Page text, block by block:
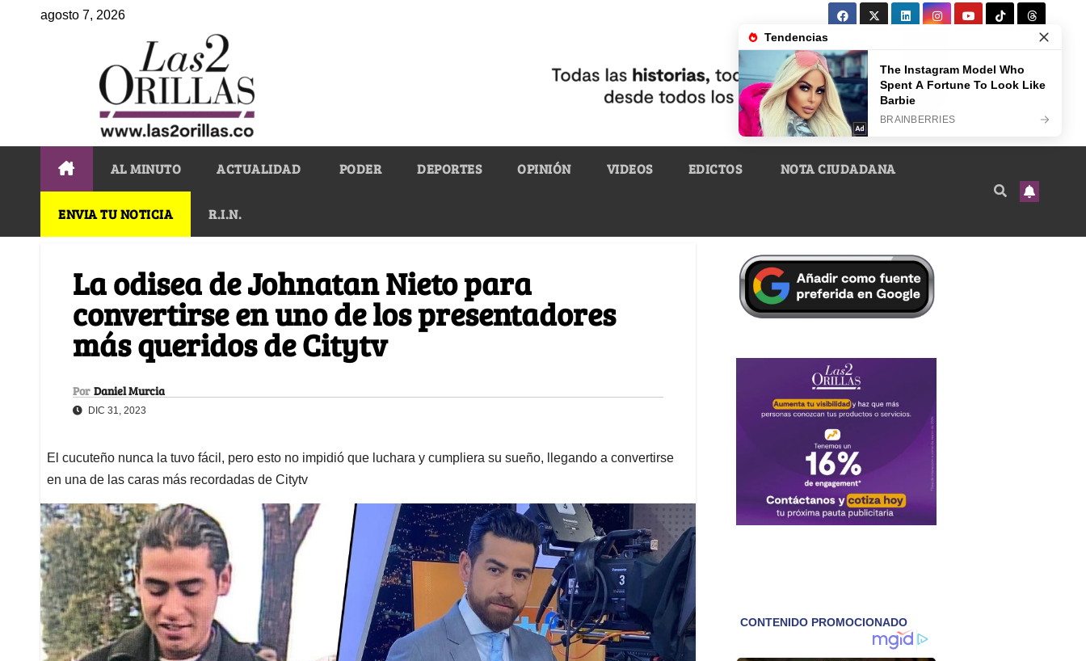
agosto 7, 2026
AL MINUTO ACTUALIDAD PODER DEPORTES OPINIÓN VIDEOS EDICTOS NOTA CIUDADANA
ENVIA TU NOTICIA R.I.N.
La odisea de Johnatan Nieto para
convertirse en uno de los presentadores
más queridos de Citytv
Por Daniel Murcia
DIC 31, 2023
El cucuteño nunca la tuvo fácil, pero esto no impidió que luchara y cumpliera su sueño, llegando a convertirse
en una de las caras más recordadas de Citytv